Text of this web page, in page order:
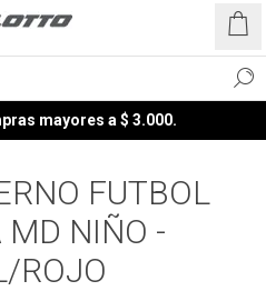
mayores a $ 3.000.
FUTBOL
MD NIÑO -
ROJO